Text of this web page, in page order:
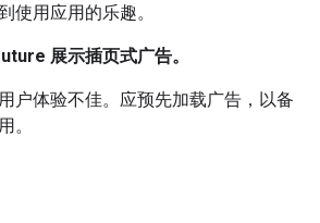
使用应用的乐趣。
展示插页式广告。
户体验不佳。应预先加载广告，以备
。